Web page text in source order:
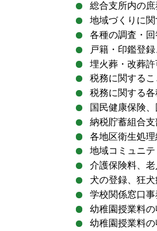
総合支所内の
地域づくりに
各種の調査・
戸籍・印鑑登
埋火葬・改葬
税務に関するこ
税務に関する
国民健康保険
納税貯蓄組合
各地区衛生処
地域コミュニ
介護保険料、
犬の登録、狂
学校関係窓口
幼稚園授業料
幼稚園授業料